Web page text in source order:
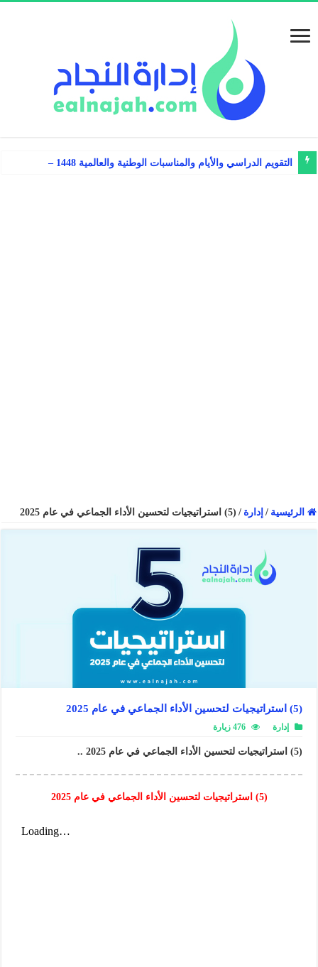
التقويم الدراسي والأيام والمناسبات الوطنية والعالمية 1448 – 1449هـ
الرئيسية / إدارة / (5) استراتيجيات لتحسين الأداء الجماعي في عام 2025
(5) استراتيجيات لتحسين الأداء الجماعي في عام 2025
إدارة 476 زيارة
(5) استراتيجيات لتحسين الأداء الجماعي في عام 2025 ..
(5) استراتيجيات لتحسين الأداء الجماعي في عام 2025